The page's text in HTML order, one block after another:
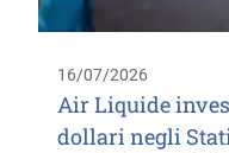
16/07/2026
Air Liquide
dollari negli